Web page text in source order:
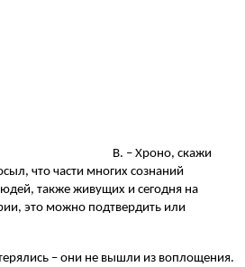
В. – Хроно, скажи
что части многих сознаний
также живущих и сегодня на
это можно подтвердить или
– они не вышли из воплощения.